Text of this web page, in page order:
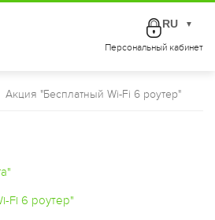
Персональный кабинет
RU ▼
Акция "Бесплатный Wi-Fi 6 роутер"
Fi 6 роутер"